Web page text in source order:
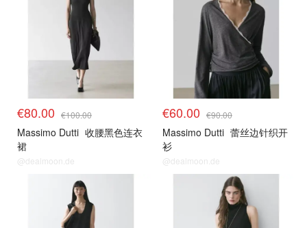
€80.00 €100.00
Massimo Dutti 收腰黑色连衣
裙
@dealmoon.de
€60.00 €90.00
Massimo Dutti 蕾丝边针织开
衫
@dealmoon.de